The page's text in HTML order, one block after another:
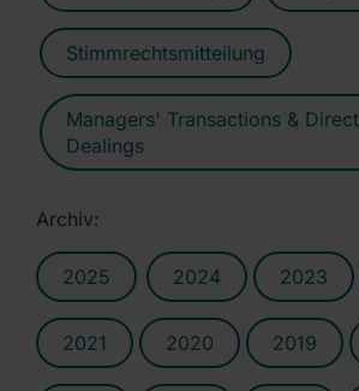
Stimmrechtsmitteilung
Managers' Transactions &
Dealings
Archiv:
2025 2024 2023
2021 2020 2019